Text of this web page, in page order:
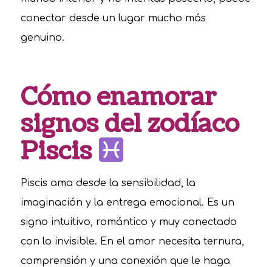
conectar desde un lugar mucho más
genuino.
Cómo enamorar
signos del zodíaco
Piscis
Piscis ama desde la sensibilidad, la
imaginación y la entrega emocional. Es un
signo intuitivo, romántico y muy conectado
con lo invisible. En el amor necesita ternura,
comprensión y una conexión que le haga